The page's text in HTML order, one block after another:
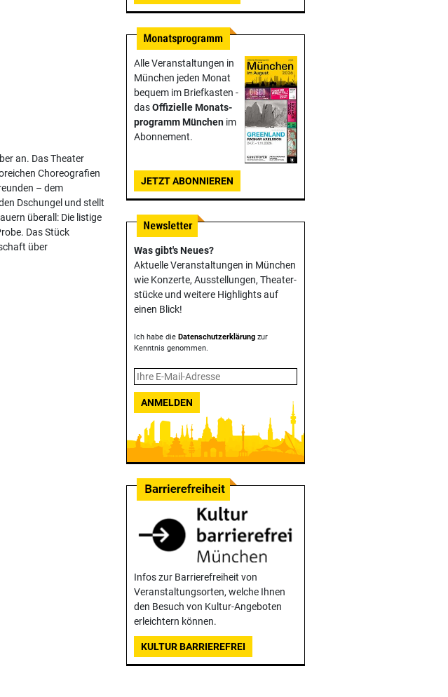
an. Das Theater
Choreografien
– dem
Dschungel und stellt
überall: Die listige
Das Stück
über
Alle Veranstaltungen in
München jeden Monat
bequem im Briefkasten -
dasOffizielle Monats­
programm München im
Abonnement.
JETZT ABONNIEREN
Was gibt's Neues?
Aktuelle Veranstaltungen in München
wie Konzerte, Ausstellungen, Theater­
stücke und weitere Highlights auf
einen Blick!
Ich habe die Datenschutzerklärung zur
Kenntnis genommen.
ANMELDEN
Infos zur Barrierefreiheit von
Veranstaltungsorten, welche Ihnen
den Besuch von Kultur-Angeboten
erleichtern können.
KULTUR BARRIEREFREI